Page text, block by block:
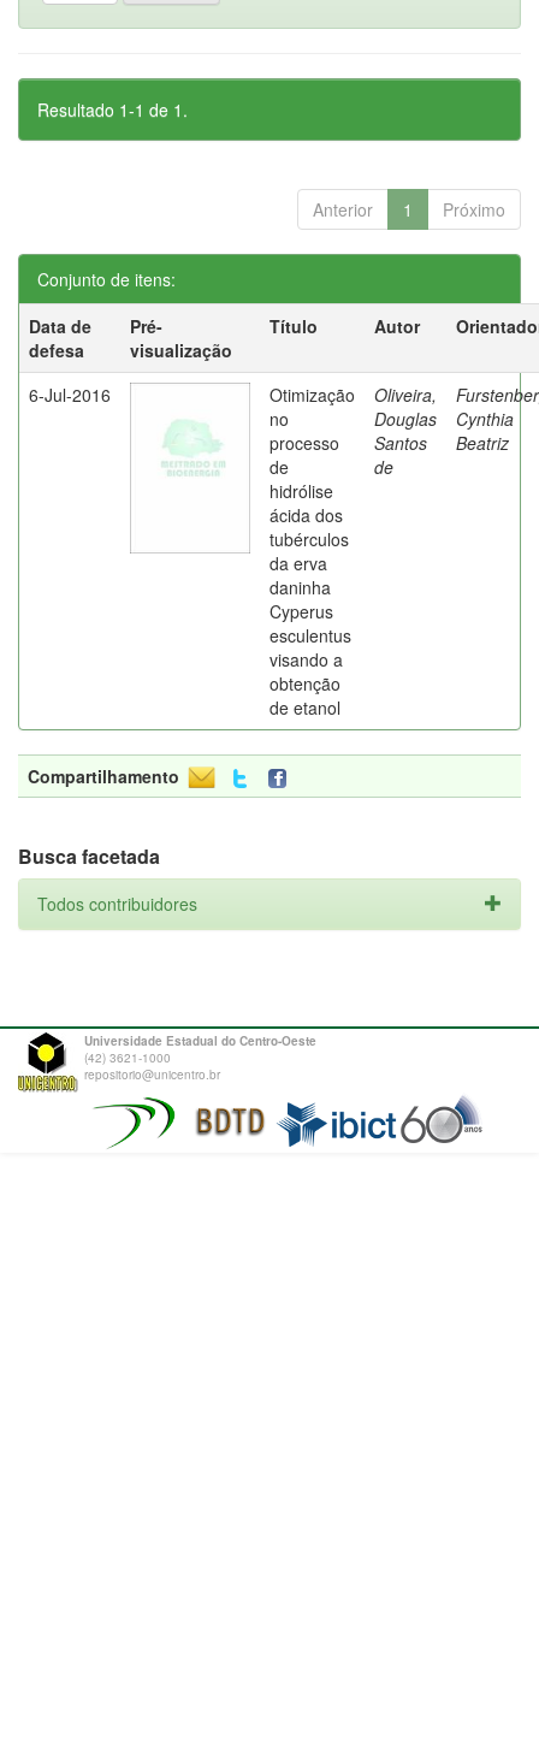
Resultado 1-1 de 1.
Anterior 1 Próximo
Conjunto de itens:
Data de
defesa
Pré-
visualização
Título Autor
6-Jul-2016
Otimização
no
processo
de
hidrólise
ácida dos
tubérculos
da erva
daninha
Cyperus
esculentus
visando a
obtenção
de etanol
Oliveira,
Douglas
Santos
de
Cynthia
Beatriz
Compartilhamento
Busca facetada
Todos contribuidores
Universidade Estadual do Centro-Oeste
(42) 3621-1000
repositorio@unicentro.br